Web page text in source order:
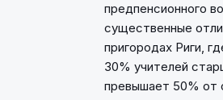
предпенсионного
существенные
пригородах Риги,
30% учителей
превышает 50% от